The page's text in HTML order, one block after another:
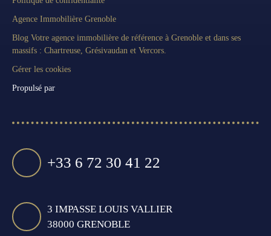
Agence Immobilière Grenoble
Blog Votre agence immobilière de référence à Grenoble et dans ses
massifs : Chartreuse, Grésivaudan et Vercors.
Gérer les cookies
Propulsé par
+33 6 72 30 41 22
3 IMPASSE LOUIS VALLIER
38000 GRENOBLE